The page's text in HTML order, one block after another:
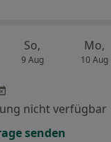
So,
9 Aug
Mo,
10 Aug
nicht verfügbar
senden